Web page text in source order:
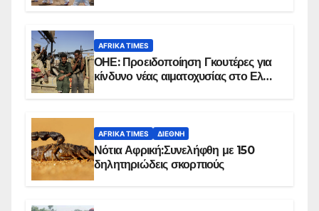
AFRIKA TIMES
ΟΗΕ: Προειδοποίηση Γκουτέρες για
κίνδυνο νέας αιματοχυσίας στο Ελ
AFRIKA TIMES ΔΙΕΘΝΉ
Νότια Αφρική:Συνελήφθη με 150
δηλητηριώδεις σκορπιούς